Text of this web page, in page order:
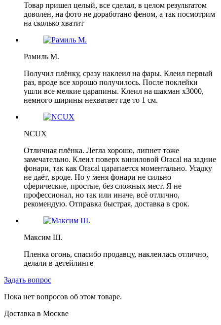
Товар пришел целый, все сделал, в целом результатом
доволен, на фото не доработано феном, а так посмотрим
на сколько хватит
Рамиль М.
Получил плёнку, сразу наклеил на фары. Клеил первый
раз, вроде все хорошо получилось. После поклейки
ушли все мелкие царапины. Клеил на шакман х3000,
немного ширины нехватает где то 1 см.
NCUX
Отличная плёнка. Легла хорошо, липнет тоже
замечательно. Клеил поверх виниловой Oracal на задние
фонари, так как Oracal царапается моментально. Усадку
не даёт, вроде. Но у меня фонари не сильно
сферические, простые, без сложных мест. Я не
профессионал, но так или иначе, всё отлично,
рекомендую. Отправка быстрая, доставка в срок.
Максим Ш.
Пленка огонь, спасибо продавцу, наклеилась отлично,
делали в детейлинге
Задать вопрос
Пока нет вопросов об этом товаре.
Доставка в Москве